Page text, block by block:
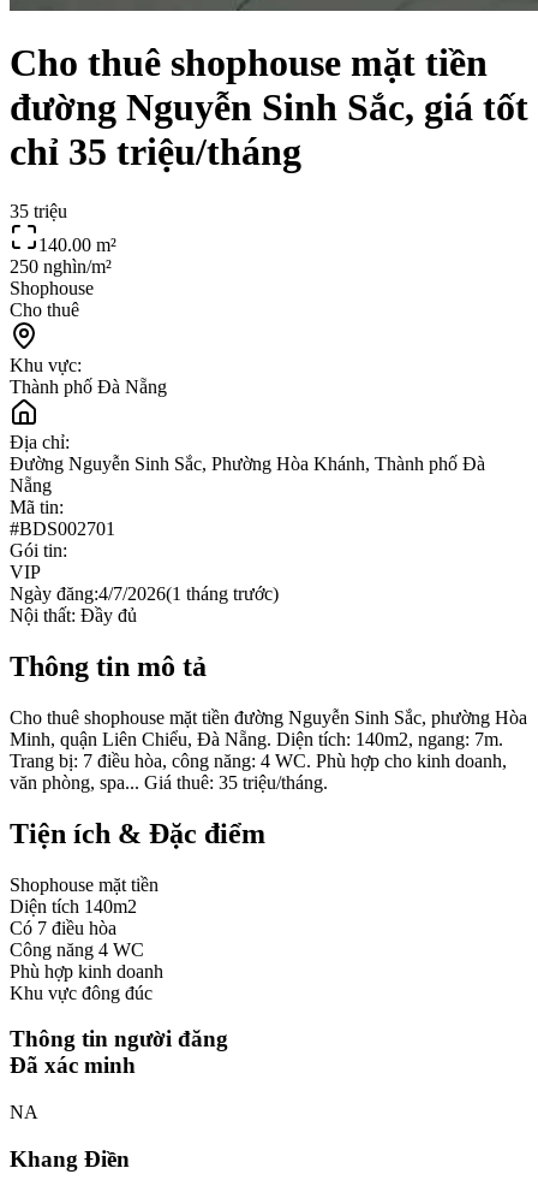
Cho thuê shophouse mặt tiền
đường Nguyễn Sinh Sắc, giá tốt
chỉ 35 triệu/tháng
35 triệu
140.00 m²
250 nghìn/m²
Shophouse
Cho thuê
Khu vực:
Thành phố Đà Nẵng
Địa chỉ:
Đường Nguyễn Sinh Sắc, Phường Hòa Khánh, Thành phố Đà
Nẵng
Mã tin:
#BDS002701
Gói tin:
VIP
Ngày đăng:4/7/2026(1 tháng trước)
Nội thất: Đầy đủ
Thông tin mô tả
Cho thuê shophouse mặt tiền đường Nguyễn Sinh Sắc, phường Hòa
Minh, quận Liên Chiểu, Đà Nẵng. Diện tích: 140m2, ngang: 7m.
Trang bị: 7 điều hòa, công năng: 4 WC. Phù hợp cho kinh doanh,
văn phòng, spa... Giá thuê: 35 triệu/tháng.
Tiện ích & Đặc điểm
Shophouse mặt tiền
Diện tích 140m2
Có 7 điều hòa
Công năng 4 WC
Phù hợp kinh doanh
Khu vực đông đúc
Thông tin người đăng
Đã xác minh
NA
Khang Điền